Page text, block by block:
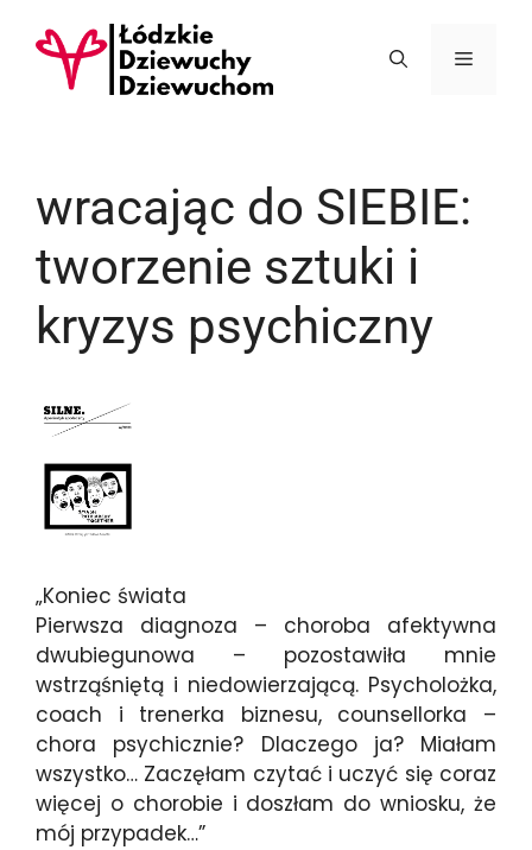
Menu
wracając do SIEBIE:
tworzenie sztuki i
kryzys psychiczny
„Koniec świata
Pierwsza diagnoza – choroba afektywna
dwubiegunowa – pozostawiła mnie
wstrząśniętą i niedowierzającą. Psycholożka,
coach i trenerka biznesu, counsellorka –
chora psychicznie? Dlaczego ja? Miałam
wszystko… Zaczęłam czytać i uczyć się coraz
więcej o chorobie i doszłam do wniosku, że
mój przypadek…”